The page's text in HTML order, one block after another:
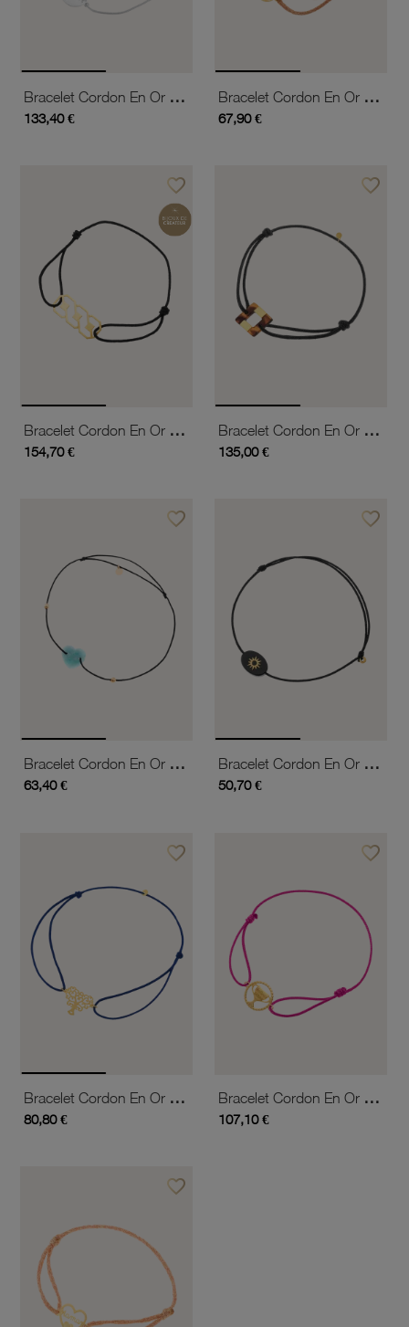
Bracelet Cordon En Or Gris Et Laque Pailletée
133,40 €
Bracelet Cordon En Or Jaune
67,90 €
favorite_borderAjouter à vos favoris
Bracelet Cordon En Or Jaune
154,70 €
favorite_borderAjouter
Bracelet Cordon En Or Jaune Et Acétate, Carré
135,00 €
favorite_borderAjouter à vos favoris
Bracelet Cordon En Or Jaune Et Amazonite
63,40 €
favorite_borderAjouter
Bracelet Cordon En Or Jaune Et Onyx, Soleil
50,70 €
favorite_borderAjouter à vos favoris
Bracelet Cordon En Or Jaune, Arbre De Vie
80,80 €
favorite_borderAjouter
Bracelet Cordon En Or Jaune, Coupe
107,10 €
favorite_borderAjouter à vos favoris